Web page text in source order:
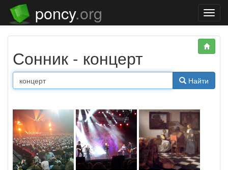
poncy.org
Сонник - концерт
Найти